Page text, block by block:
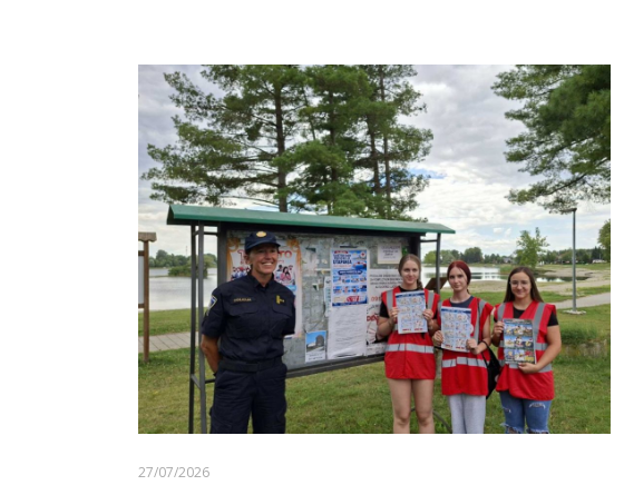
27/07/2026